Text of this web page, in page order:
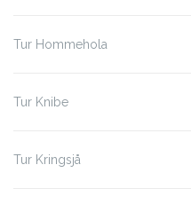
Tur Hommehola
Tur Knibe
Tur Kringsjå